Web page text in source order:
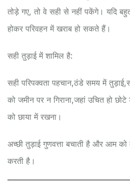
तोड़े गए, तो वे सही से नहीं पकेंगे। यदि
होकर परिवहन में खराब हो सकते हैं।
सही तुड़ाई में शामिल है:
सही परिपक्वता पहचान,ठंडे समय में तुड़ाई,
को जमीन पर न गिराना,जहां उचित हो
को छाया में रखना।
अच्छी तुड़ाई गुणवत्ता बचाती है और आम को
करती है।